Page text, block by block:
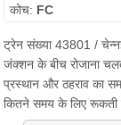
कोच: FC
ट्रेन संख्या 43801 /
जंक्शन के बीच रोजाना
प्रस्थान और ठहराव का
कितने समय के लिए रूकती